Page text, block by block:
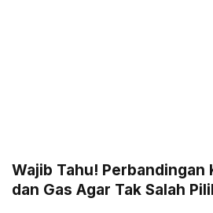
Wajib Tahu! Perbandingan
dan Gas Agar Tak Salah